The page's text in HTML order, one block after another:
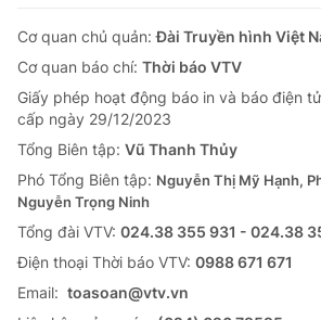
Cơ quan chủ quản:Đài Truyền hình Việt
Cơ quan báo chí: Thời báo VTV
Giấy phép hoạt động báo in và báo điện
cấp ngày 29/12/2023
Tổng Biên tập: Vũ Thanh Thủy
Phó Tổng Biên tập: Nguyễn Thị Mỹ Hạnh,
Nguyễn Trọng Ninh
Tổng đài VTV: 024.38 355 931 - 024.38
Ðiện thoại Thời báo VTV: 0988 671 671
Email: toasoan@vtv.vn